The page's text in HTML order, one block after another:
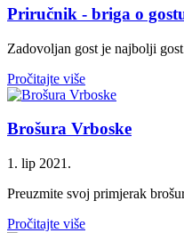
Priručnik - briga o
Zadovoljan gost je najbolji
Pročitajte više
Brošura Vrboske
1. lip 2021.
Preuzmite svoj primjerak
Pročitajte više